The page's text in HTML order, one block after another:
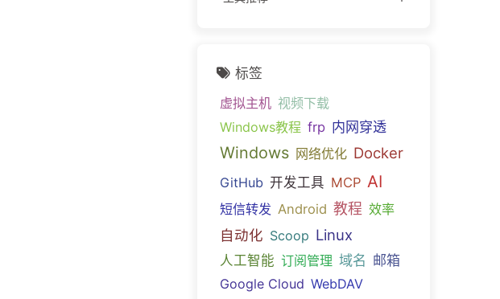
标签
虚拟主机 视频下载
Windows教程 frp 内网穿透
Windows 网络优化 Docker
GitHub 开发工具 MCP AI
短信转发 Android 教程 效率
自动化 Scoop Linux
人工智能 订阅管理 域名 邮箱
Google Cloud WebDAV